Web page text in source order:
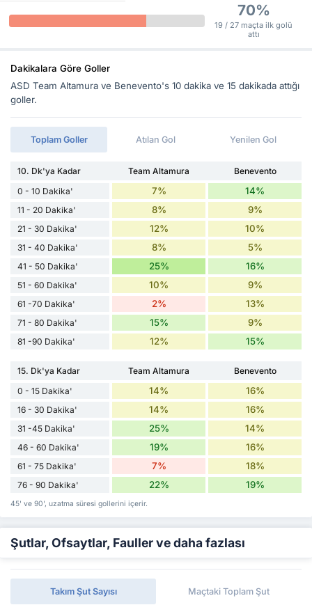
70%
19 / 27 maçta ilk golü
attı
Dakikalara Göre Goller
ASD Team Altamura ve Benevento's 10 dakika ve 15 dakikada attığı
goller.
Toplam Goller Atılan Gol Yenilen Gol
10. Dk'ya Kadar Team Altamura
Benevento
0 - 10 Dakika'
7% 14%
11 - 20 Dakika' 8% 9%
21 - 30 Dakika' 12% 10%
31 - 40 Dakika' 8% 5%
41 - 50 Dakika' 25% 16%
51 - 60 Dakika' 10% 9%
61 -70 Dakika' 2% 13%
71 - 80 Dakika' 15% 9%
81 -90 Dakika' 12% 15%
15. Dk'ya Kadar Team Altamura
Benevento
0 - 15 Dakika'
14% 16%
16 - 30 Dakika' 14% 16%
31 -45 Dakika' 25% 14%
46 - 60 Dakika' 19% 16%
61 - 75 Dakika' 7% 18%
76 - 90 Dakika' 22% 19%
45' ve 90', uzatma süresi gollerini içerir.
Şutlar, Ofsaytlar, Fauller ve daha fazlası
Takım Şut Sayısı Maçtaki Toplam Şut